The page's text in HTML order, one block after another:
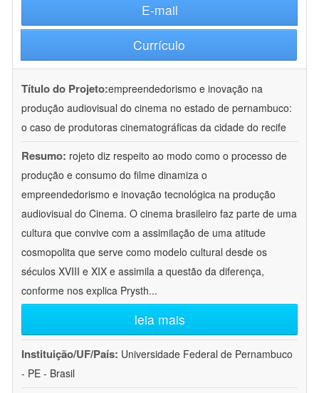
E-mail
Currículo
Título do Projeto:empreendedorismo e inovação na
produção audiovisual do cinema no estado de pernambuco:
o caso de produtoras cinematográficas da cidade do recife
Resumo: rojeto diz respeito ao modo como o processo de
produção e consumo do filme dinamiza o
empreendedorismo e inovação tecnológica na produção
audiovisual do Cinema. O cinema brasileiro faz parte de uma
cultura que convive com a assimilação de uma atitude
cosmopolita que serve como modelo cultural desde os
séculos XVIII e XIX e assimila a questão da diferença,
conforme nos explica Prysth...
leia mais
Instituição/UF/País: Universidade Federal de Pernambuco
- PE - Brasil